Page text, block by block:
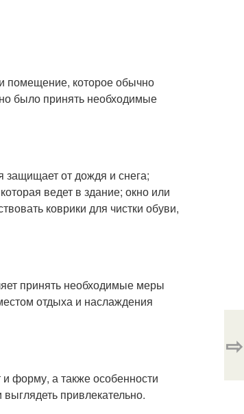
помещение, которое обычно
было принять необходимые
от дождя и снега;
ведет в здание; окно или
коврики для чистки обуви,
принять необходимые меры
отдыха и наслаждения
форму, а также особенности
привлекательно.
⇨